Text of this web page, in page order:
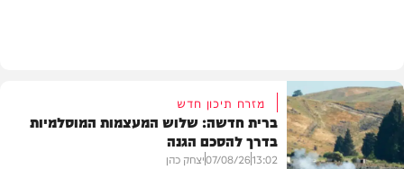
מזרח תיכון חדש
ברית חדשה: שלוש המעצמות המוסלמיות
בדרך להסכם הגנה
13:02
07/08/26יצחק כהן